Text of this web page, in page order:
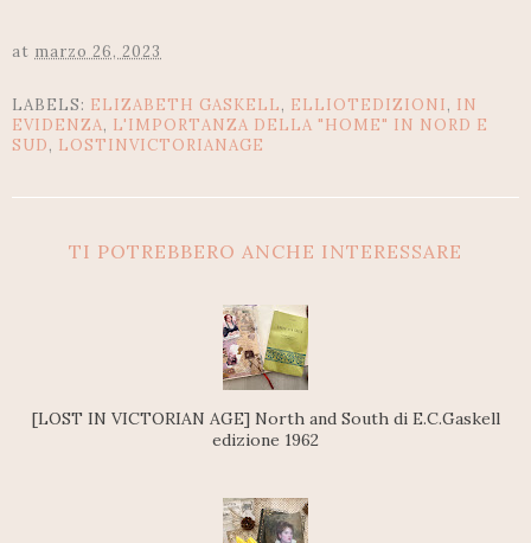
at marzo 26, 2023
LABELS: ELIZABETH GASKELL, ELLIOTEDIZIONI, IN
EVIDENZA, L'IMPORTANZA DELLA "HOME" IN NORD E
SUD, LOSTINVICTORIANAGE
TI POTREBBERO ANCHE INTERESSARE
[LOST IN VICTORIAN AGE] North and South di E.C.Gaskell
edizione 1962